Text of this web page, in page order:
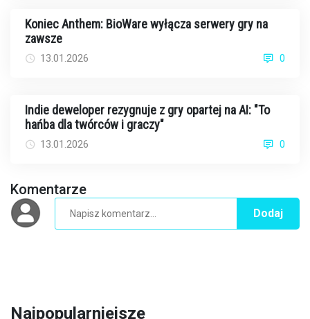
Koniec Anthem: BioWare wyłącza serwery gry na
zawsze
13.01.2026 0
Indie deweloper rezygnuje z gry opartej na AI: "To
hańba dla twórców i graczy"
13.01.2026 0
Komentarze
Dodaj
Najpopularniejsze